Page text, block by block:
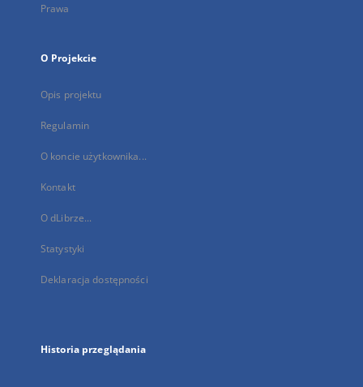
Prawa
O Projekcie
Opis projektu
Regulamin
O koncie użytkownika...
Kontakt
O dLibrze...
Statystyki
Deklaracja dostępności
Historia przeglądania